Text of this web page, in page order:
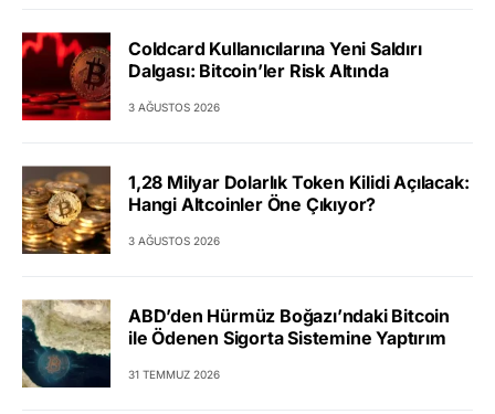
Coldcard Kullanıcılarına Yeni Saldırı
Dalgası: Bitcoin’ler Risk Altında
3 AĞUSTOS 2026
1,28 Milyar Dolarlık Token Kilidi Açılacak:
Hangi Altcoinler Öne Çıkıyor?
3 AĞUSTOS 2026
ABD’den Hürmüz Boğazı’ndaki Bitcoin
ile Ödenen Sigorta Sistemine Yaptırım
31 TEMMUZ 2026